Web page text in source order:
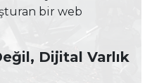
bir web
Dijital Varlık